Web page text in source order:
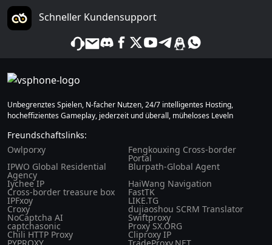
Schneller Kundensupport
Unbegrenztes Spielen, N-facher Nutzen, 24/7 intelligentes Hosting,
hocheffizientes Gameplay, jederzeit und überall, müheloses Leveln
Freundschaftslinks:
Owlporxy
Fengkouxing Cross-border
Portal
IPWO Global Residential
Agency
Blurpath-Global Agent
Iychee IP
HaiWang Navigation
Cross-border treasure box FastTK
IPFxoy LIKE.TG
Croxy dujiaoshou SCRM Translator
NoCaptcha AI Swiftproxy
captchasonic Proxy SX.ORG
Chili HTTP Proxy Cliproxy IP